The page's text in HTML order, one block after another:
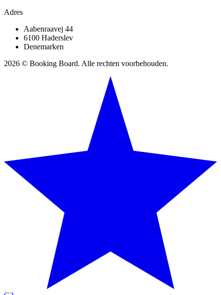
Adres
Aabenraavej 44
6100 Haderslev
Denemarken
2026 © Booking Board. Alle rechten voorbehouden.